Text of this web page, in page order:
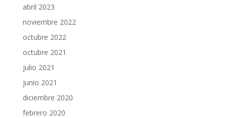
abril 2023
noviembre 2022
octubre 2022
octubre 2021
julio 2021
junio 2021
diciembre 2020
febrero 2020